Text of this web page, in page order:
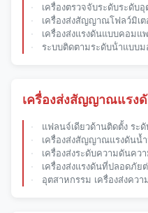
เครื่องตรวจจับระดับระดับอุ
เครื่องส่งสัญญาณโฟลว์มิเตอร์แม่เหล็กไฟฟ้าความ
เครื่องส่งแรงดันแบบคอมแพคต์หลายอินเต
ระบบติดตามระดับน้ําแบบมองเห็นใ
เครื่องส่งสัญญาณแรง
แฟลนจ์เดียวด้านติดตั้ง ระดับความดัน ส่งสัญ
เครื่องส่งสัญญาณแรงดันน้ำมันหน้าแปลนระ
เครื่องส่งระดับความดันความแตกต่างที่ได้
เครื่องส่งแรงดันที่ปลอดภัยต่อการระเบิด สํา
อุตสาหกรรม เครื่องส่งคว